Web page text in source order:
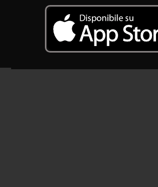
Associazione Komitato Radioattiva
S.O.: Via Roma 10/A, 41015 Nonantola
S.L.: Via dei Borghi 32, 41015
CF: 94139070364